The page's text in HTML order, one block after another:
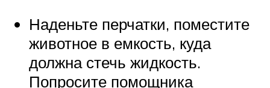
Наденьте перчатки, поместите
животное в емкость, куда
должна стечь жидкость.
Попросите помощника